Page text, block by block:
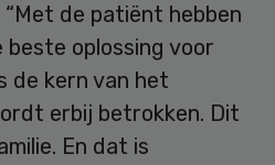
de patiënt hebben
oplossing voor
de kern van het
erbij betrokken. Dit
En dat is